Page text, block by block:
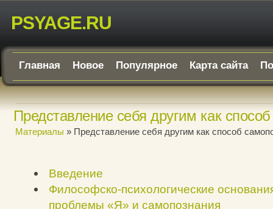
PSYAGE.RU
Главная Новое Популярное Карта сайта
Представление себя другим как
Материалы » Представление себя другим как способ
Введение
Философско-психологические
проблемы «Я» и самопознания